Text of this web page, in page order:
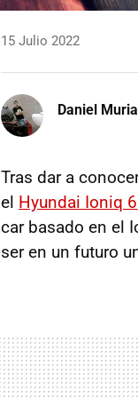
15 Julio 2022
Daniel
Tras dar a
el Hyundai Ioniq 6
car basado en el
ser en un futuro